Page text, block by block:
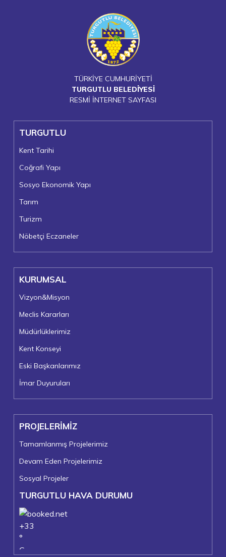
TÜRKİYE CUMHURİYETİ
TURGUTLU BELEDİYESİ
RESMİ İNTERNET SAYFASI
TURGUTLU
Kent Tarihi
Coğrafi Yapı
Sosyo Ekonomik Yapı
Tarım
Turizm
Nöbetçi Eczaneler
KURUMSAL
Vizyon&Misyon
Meclis Kararları
Müdürlüklerimiz
Kent Konseyi
Eski Başkanlarımız
İmar Duyuruları
PROJELERİMİZ
Tamamlanmış Projelerimiz
Devam Eden Projelerimiz
Sosyal Projeler
TURGUTLU HAVA DURUMU
+33
°
C